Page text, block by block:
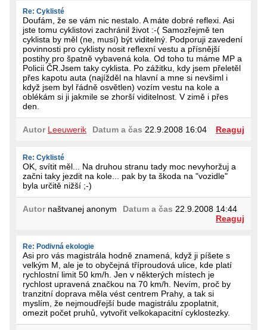
Re: Cyklisté
Doufám, že se vám nic nestalo. A máte dobré reflexi. Asi
jste tomu cyklistovi zachránil život :-( Samozřejmě ten
cyklista by měl (ne, musí) být viditelný. Podporuji zavedení
povinnosti pro cyklisty nosit reflexní vestu a přísnější
postihy pro špatně vybavená kola. Od toho tu máme MP a
Policii ČR.Jsem taky cyklista. Po zážitku, kdy jsem přeletěl
přes kapotu auta (najížděl na hlavní a mne si nevšiml i
když jsem byl řádně osvětlen) vozím vestu na kole a
oblékám si ji jakmile se zhorší viditelnost. V zimě i přes
den.
Autor Leeuwerik Datum a čas 22.9.2008 16:04 Reaguj
Re: Cyklisté
OK, svítit měl... Na druhou stranu tady moc nevyhoržuj a
začni taky jezdit na kole... pak by ta škoda na "vozidle"
byla určitě nižší ;-)
Autornaštvanej anonym Datum a čas 22.9.2008 14:44
Reaguj
Re: Podivná ekologie
Asi pro vás magistrála hodně znamená, když ji píšete s
velkým M, ale je to obyčejná tříproudová ulice, kde platí
rychlostní limit 50 km/h. Jen v některých místech je
rychlost upravená značkou na 70 km/h. Nevím, proč by
tranzitní doprava měla vést centrem Prahy, a tak si
myslím, že nejmoudřejší bude magistrálu zpoplatnit,
omezit počet pruhů, vytvořit velkokapacitní cyklostezky.